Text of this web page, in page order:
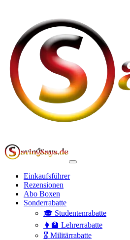
Einkaufsführer
Rezensionen
Abo Boxen
Sonderrabatte
🎓 Studentenrabatte
👩‍🏫 Lehrerrabatte
🎖️ Militärrabatte